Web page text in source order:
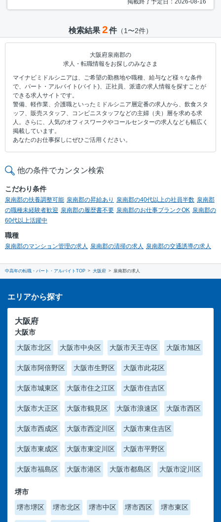
掲載終了予定日：2026-08-16
検索結果 2件（1〜2件）
大阪府泉南郡の
求人・転職情報をお探しのみなさま
マイナビミドルシニアは、ご希望の勤務地や職種、給与など様々な条件
で、パート・アルバイト(バイト)、正社員、派遣の求人情報を探すことが
できる求人サイトです。
警備、軽作業、介護職といったミドルシニア層定番の求人から、飲食スタ
ッフ、販売スタッフ、コンビニスタッフなどの主婦（夫）層を求める求
人。さらに、人気のオフィスワークやコールセンターの求人なども幅広く
掲載しています。
あなたのお仕事探しにぜひご活用ください。
他の条件でカンタン検索
こだわり条件
泉南郡の扶養調整可能 泉南郡の昇給あり 泉南郡の40代以上の社員半数 泉南郡
の職種未経験者歓迎 泉南郡の履歴書不要 泉南郡のお仕事ブランクOK 泉南郡の
60代以上活躍中
職種
泉南郡のマンション管理の求人 泉南郡の清掃の求人 泉南郡の交通誘導の求人
中高年の転職・パート・アルバイトTOP 大阪府 泉南郡の求人
エリアから探す
大阪府
大阪市
大阪市北区
大阪市中央区 大阪市天王寺区 大阪市旭区
大阪市阿倍野区 大阪市生野区 大阪市此花区
大阪市城東区 大阪市住之江区 大阪市住吉区
大阪市大正区 大阪市鶴見区 大阪市浪速区 大阪市西区
大阪市西成区 大阪市西淀川区 大阪市東住吉区
大阪市東成区 大阪市東淀川区 大阪市平野区
大阪市福島区 大阪市港区 大阪市都島区 大阪市淀川区
堺市
堺市堺区
堺市北区 堺市中区 堺市西区 堺市東区